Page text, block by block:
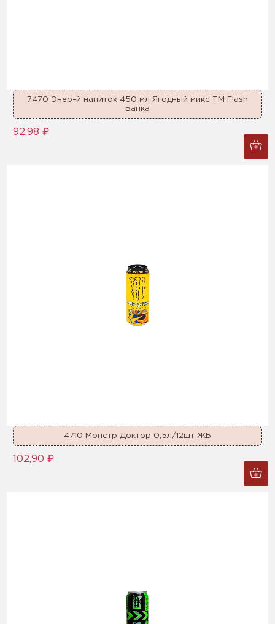
7470 Энер-й напиток 450 мл Ягодный микс ТМ Flash
Банка
92,98 ₽
4710 Монстр Доктор 0,5л/12шт ЖБ
102,90 ₽